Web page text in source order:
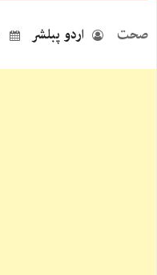
صحت اردو پبلشر